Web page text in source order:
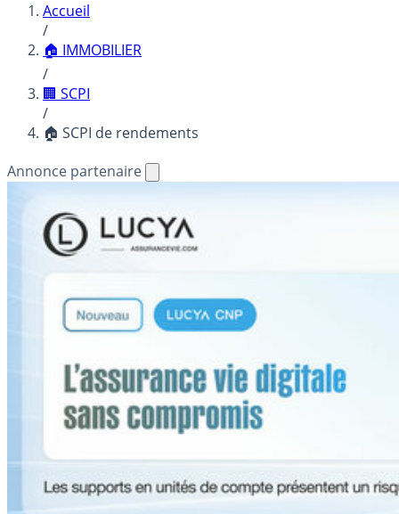
Accueil
/
🏠 IMMOBILIER
/
🏢 SCPI
/
🏠 SCPI de rendements
Annonce partenaire